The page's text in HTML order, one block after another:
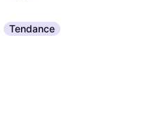
Tendance